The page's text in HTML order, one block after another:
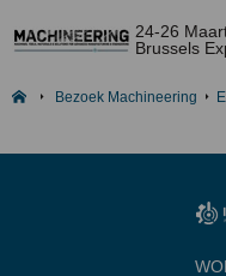
24-26
Brussels
Bezoek Machineering